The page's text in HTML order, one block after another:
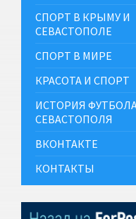
СПОРТ В КРЫМУ И
СЕВАСТОПОЛЕ
СПОРТ В МИРЕ
КРАСОТА И СПОРТ
ИСТОРИЯ
СЕВАСТОПОЛЯ
ВКОНТАКТЕ
КОНТАКТЫ